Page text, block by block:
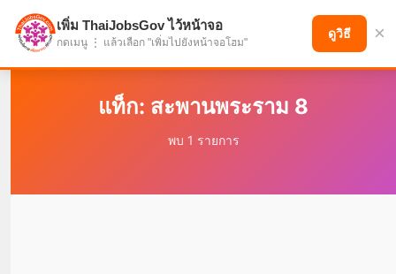
แบ่งปันโอกาส เพื่ออนาคตที่ก้าวหน้า
แท็ก: สะพานพระราม 8
พบ 1 รายการ
เพิ่ม ThaiJobsGov ไว้หน้าจอ
กดเมนู ⋮ แล้วเลือก "เพิ่มไปยังหน้าจอโฮม"
ดูวิธี ×